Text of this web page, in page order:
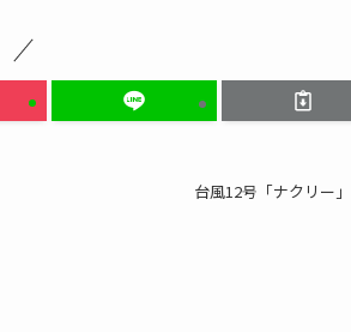
台風12号「ナクリー」